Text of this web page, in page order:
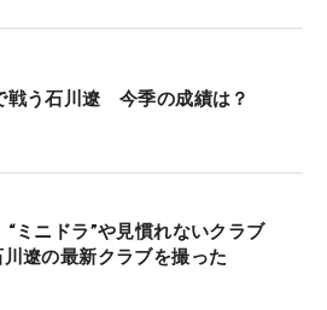
アップも実感している。
に戻ってきたいと思ったのを
365日飛距離にこだわって、素
、ボール初速は4m/sぐらい上
との大切さと大変さを改めて
開始前に20回、米国にも竹ぼ
素振りを続けている。
戦う石川遼 今季の成績は？
“ミニドラ”や見慣れないクラブ
遼の最新クラブを撮った